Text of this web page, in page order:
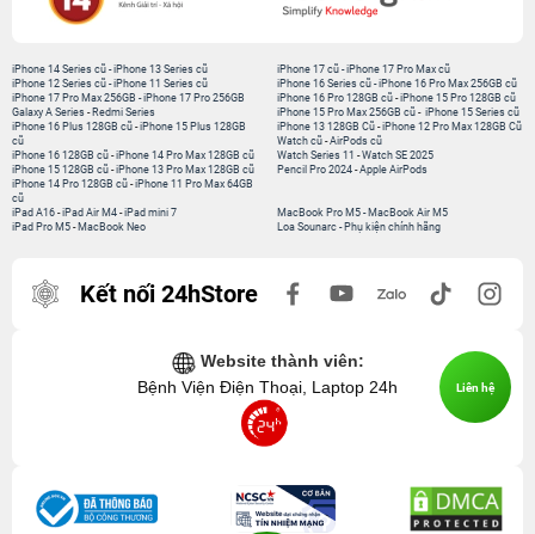
iPhone 14 Series cũ -iPhone 13 Series cũ
iPhone 12 Series cũ -iPhone 11 Series cũ
iPhone 17 Pro Max 256GB -iPhone 17 Pro 256GB
Galaxy A Series - Redmi Series
iPhone 17 cũ-iPhone 17 Pro Max cũ
iPhone 16 Series cũ- iPhone 16 Pro Max 256GB cũ
iPhone 16 Pro 128GB cũ-iPhone 15 Pro 128GB cũ
iPhone 15 Pro Max 256GB cũ- iPhone 15 Series cũ
iPhone 16 Plus 128GB cũ -iPhone 15 Plus 128GB
cũ
iPhone 16 128GB cũ -iPhone 14 Pro Max 128GB cũ
iPhone 15 128GB cũ -iPhone 13 Pro Max 128GB cũ
iPhone 14 Pro 128GB cũ -iPhone 11 Pro Max 64GB
cũ
iPhone 13 128GB Cũ-iPhone 12 Pro Max 128GB Cũ
Watch cũ-AirPods cũ
Watch Series 11 -Watch SE 2025
Pencil Pro 2024-Apple AirPods
iPad A16 -iPad Air M4 -iPad mini 7
iPad Pro M5 - MacBook Neo
MacBook Pro M5- MacBook Air M5
Loa Sounarc- Phụ kiện chính hãng
Kết nối 24hStore
Website thành viên:
Bệnh Viện Điện Thoại, Laptop 24h
Liên hệ